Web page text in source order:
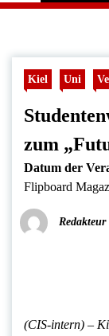
Kiel Uni
zum
Datum der
Flipboard
Redakteur
(CIS-intern) –